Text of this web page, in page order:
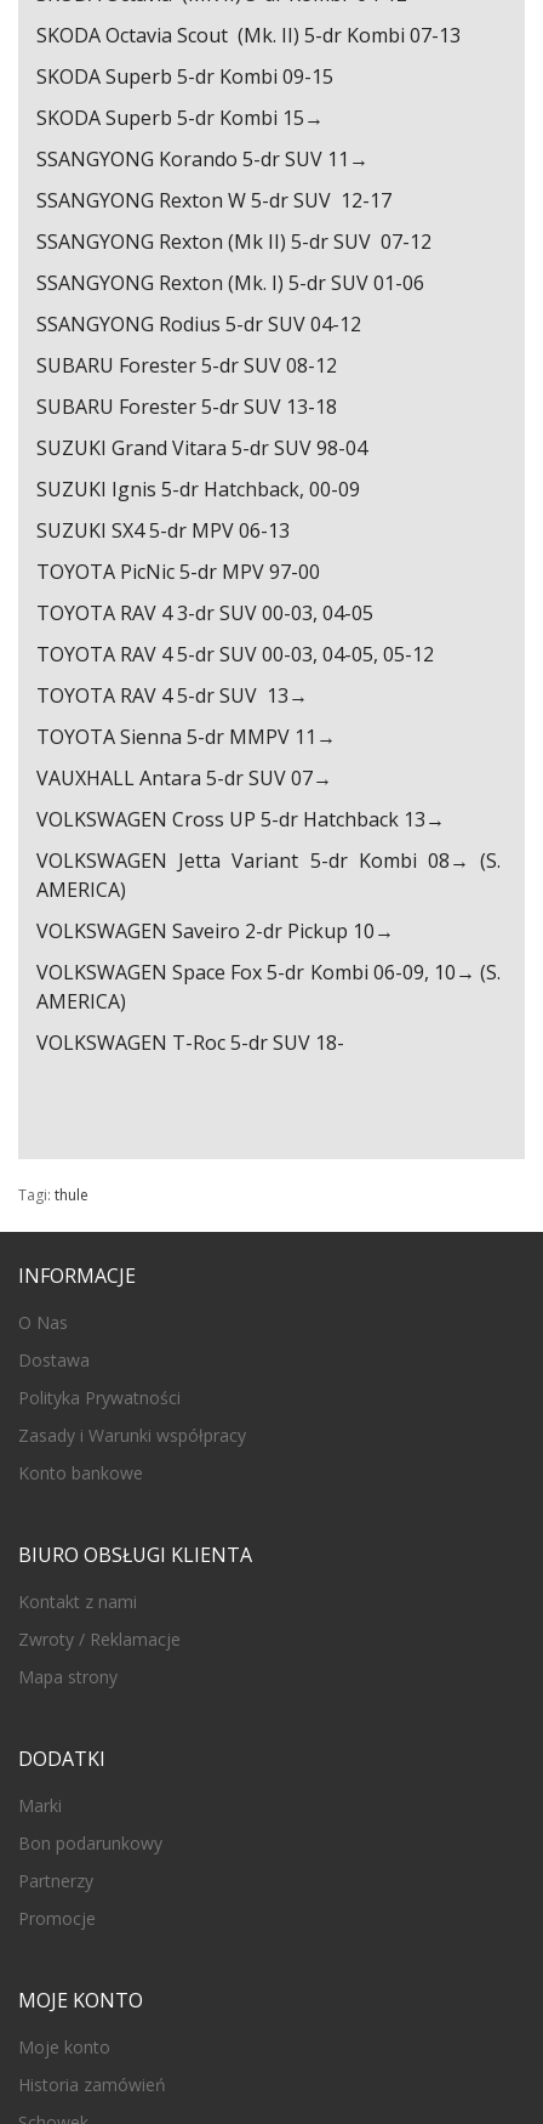
SKODA Octavia Scout (Mk. II) 5-dr Kombi 07-13
SKODA Superb 5-dr Kombi 09-15
SKODA Superb 5-dr Kombi 15→
SSANGYONG Korando 5-dr SUV 11→
SSANGYONG Rexton W 5-dr SUV 12-17
SSANGYONG Rexton (Mk II) 5-dr SUV 07-12
SSANGYONG Rexton (Mk. I) 5-dr SUV 01-06
SSANGYONG Rodius 5-dr SUV 04-12
SUBARU Forester 5-dr SUV 08-12
SUBARU Forester 5-dr SUV 13-18
SUZUKI Grand Vitara 5-dr SUV 98-04
SUZUKI Ignis 5-dr Hatchback, 00-09
SUZUKI SX4 5-dr MPV 06-13
TOYOTA PicNic 5-dr MPV 97-00
TOYOTA RAV 4 3-dr SUV 00-03, 04-05
TOYOTA RAV 4 5-dr SUV 00-03, 04-05, 05-12
TOYOTA RAV 4 5-dr SUV 13→
TOYOTA Sienna 5-dr MMPV 11→
VAUXHALL Antara 5-dr SUV 07→
VOLKSWAGEN Cross UP 5-dr Hatchback 13→
VOLKSWAGEN Jetta Variant 5-dr Kombi 08→ (S.
AMERICA)
VOLKSWAGEN Saveiro 2-dr Pickup 10→
VOLKSWAGEN Space Fox 5-dr Kombi 06-09, 10→ (S.
AMERICA)
VOLKSWAGEN T-Roc 5-dr SUV 18-
Tagi: thule
INFORMACJE
O Nas
Dostawa
Polityka Prywatności
Zasady i Warunki współpracy
Konto bankowe
BIURO OBSŁUGI KLIENTA
Kontakt z nami
Zwroty / Reklamacje
Mapa strony
DODATKI
Marki
Bon podarunkowy
Partnerzy
Promocje
MOJE KONTO
Moje konto
Historia zamówień